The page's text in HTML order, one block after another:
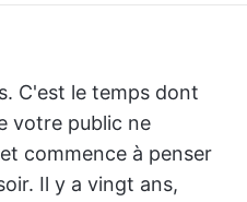
C'est le temps dont
votre public ne
commence à penser
Il y a vingt ans,